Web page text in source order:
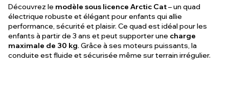
Découvrez le modèle sous licence Arctic Cat– un quad
électrique robuste et élégant pour enfants qui allie
performance, sécurité et plaisir. Ce quad est idéal pour les
enfants à partir de 3 ans et peut supporter une charge
maximale de 30 kg. Grâce à ses moteurs puissants, la
conduite est fluide et sécurisée même sur terrain irrégulier.